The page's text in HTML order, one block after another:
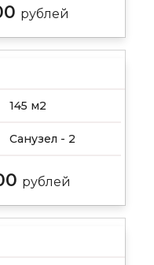
рублей
145 м2
Санузел - 2
рублей